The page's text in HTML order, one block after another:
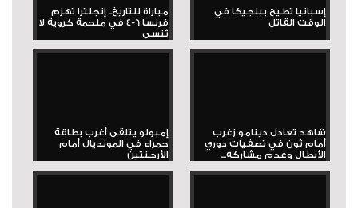
إسبانيا تطيح ببلجيكا في
الوقت القاتل
مباراة للتاريخ.. إنجلترا تهزم
فرنسا 6-4 في ملحمة كروية لا
تُنسى
شاهد تعادل دينامو زغرب
أمام ثون في تصفيات دوري
الأبطال وعدم مشاركة...
إمبولو يتلقى أغرب بطاقة
حمراء في المونديال أمام
الأرجنتين